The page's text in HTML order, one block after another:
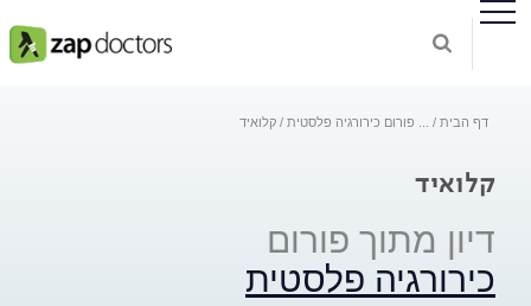
דף הבית פורום כירורגיה פלסטית קלואיד
קלואיד
דיון מתוך פורום
כירורגיה פלסטית